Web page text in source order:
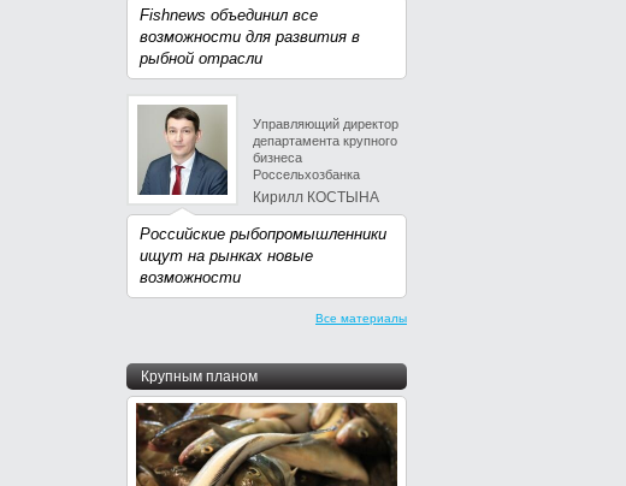
Fishnews объединил все
возможности для развития в
рыбной отрасли
Управляющий директор
департамента крупного
бизнеса
Россельхозбанка
Кирилл КОСТЫНА
Российские рыбопромышленники
ищут на рынках новые
возможности
Все материалы
Крупным планом